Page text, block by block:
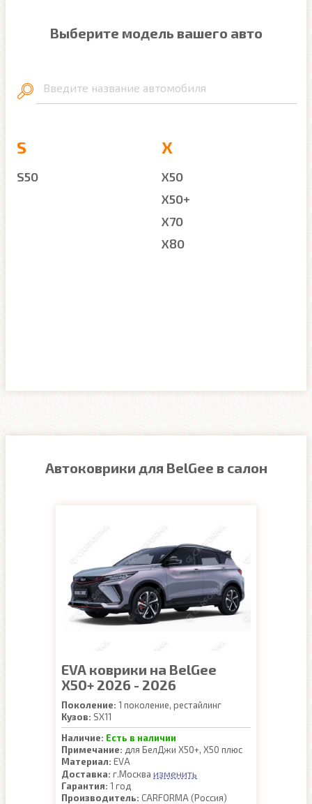
Выберите модель вашего авто
Введите название автомобиля
S
S50
X
X50
X50+
X70
X80
Автоковрики для BelGee в салон
EVA коврики на BelGee
X50+ 2026 - 2026
Поколение: 1 поколение, рестайлинг
Кузов: SX11
Наличие: Есть в наличии
Примечание: для БелДжи Х50+, Х50 плюс
Материал: EVA
Доставка: г.Москва изменить
Гарантия: 1 год
Производитель: CARFORMA (Россия)